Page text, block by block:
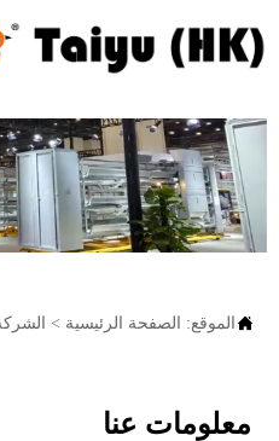
 الموقع: الصفحة الرئيسية >
معلومات عنا